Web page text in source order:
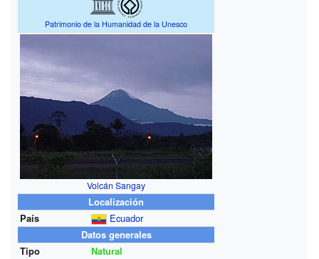
Patrimonio de la Humanidad de la Unesco
Volcán Sangay
Localización
País
Ecuador
Datos generales
Tipo
Natural